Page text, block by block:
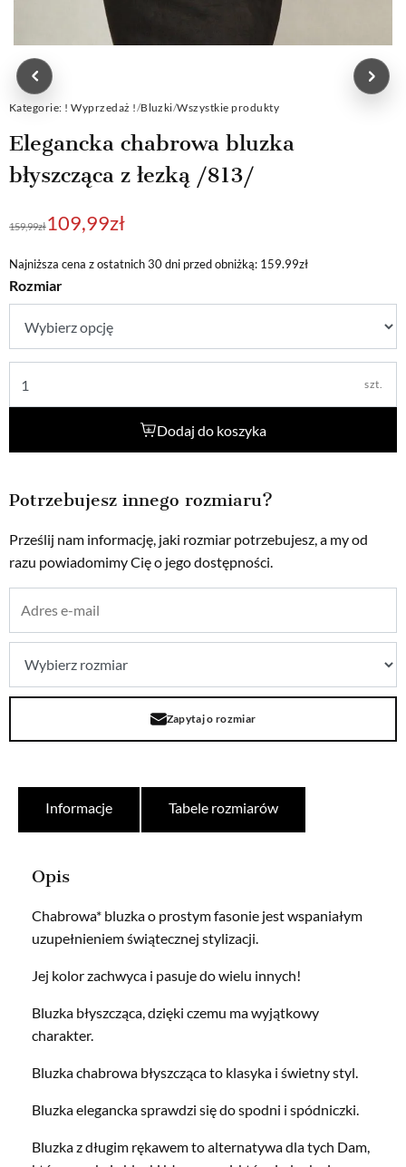
Kategorie: ! Wyprzedaż !/Bluzki/Wszystkie produkty
Elegancka chabrowa bluzka
błyszcząca z łezką /813/
159,99zł
Pierwotna
wynosiła:
159,99zł.
109,99zł
Aktualna
wynosi:
109,99zł.
Najniższa cena z ostatnich 30 dni przed obniżką: 159.99zł
Rozmiar
szt.
Dodaj do koszyka
Potrzebujesz innego rozmiaru?
Prześlij nam informację, jaki rozmiar potrzebujesz, a my od
razu powiadomimy Cię o jego dostępności.
Zapytaj o rozmiar
Informacje Tabele rozmiarów
Opis
Chabrowa* bluzka o prostym fasonie jest wspaniałym
uzupełnieniem świątecznej stylizacji.
Jej kolor zachwyca i pasuje do wielu innych!
Bluzka błyszcząca, dzięki czemu ma wyjątkowy
charakter.
Bluzka chabrowa błyszcząca to klasyka i świetny styl.
Bluzka elegancka sprawdzi się do spodni i spódniczki.
Bluzka z długim rękawem to alternatywa dla tych Dam,